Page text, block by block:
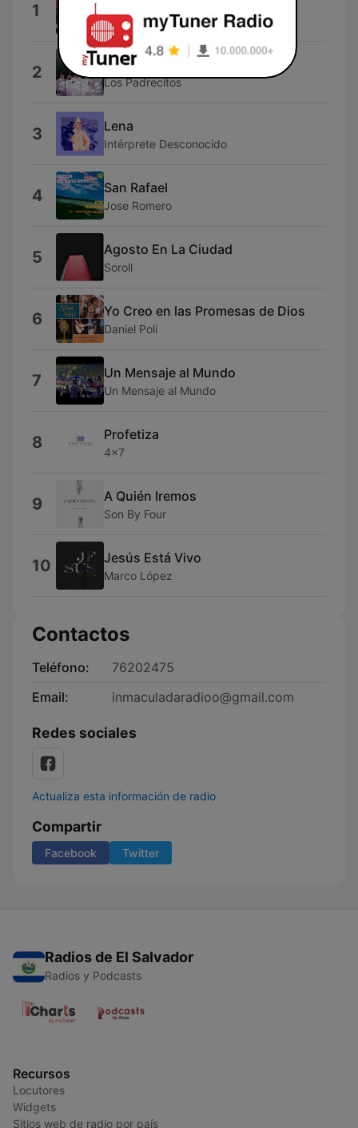
1 Karow
2 A Todo Pulmón
Los Padrecitos
3 Lena
Intérprete Desconocido
4 San Rafael
Jose Romero
5 Agosto En La Ciudad
Soroll
6 Yo Creo en las Promesas de Dios
Daniel Poli
7 Un Mensaje al Mundo
Un Mensaje al Mundo
8 Profetiza
4x7
9 A Quién Iremos
Son By Four
10 Jesús Está Vivo
Marco López
Contactos
Teléfono:
76202475
Email:
inmaculadaradioo@gmail.com
Redes sociales
Actualiza esta información de radio
Compartir
Facebook Twitter
Radios de El Salvador
Radios y Podcasts
Recursos
Locutores
Widgets
Sitios web de radio por país